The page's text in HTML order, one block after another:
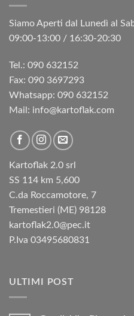
Siamo Aperti dal Lunedì al
09:00-13:00 / 16:30-20:30
Tel.: 090 632152
Fax: 090 3697293‬
Whatsapp: 090 632152
Mail: info@kartoflak.com
Kartoflak 2.0 srl
SS 114 km 5,600
C.da Roccamotore, 7
Tremestieri (ME) 98128
kartoflak2.0@pec.it
P.Iva 03495680831
ULTIMI POST